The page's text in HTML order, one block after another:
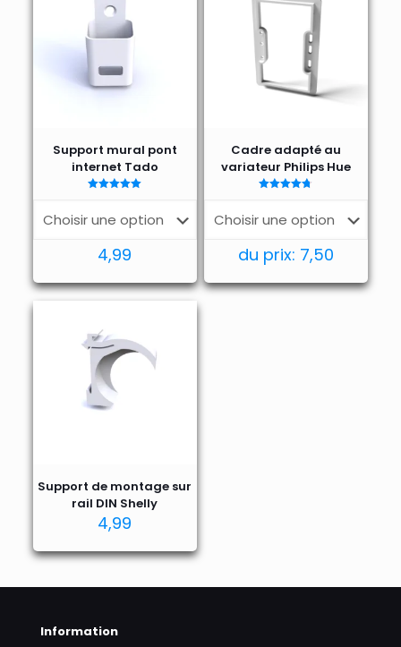
Support mural pont
internet Tado
sur 5
4,99
Cadre adapté au
variateur Philips Hue
sur 5
du prix: 7,50
Support de montage sur
rail DIN Shelly
4,99
Information